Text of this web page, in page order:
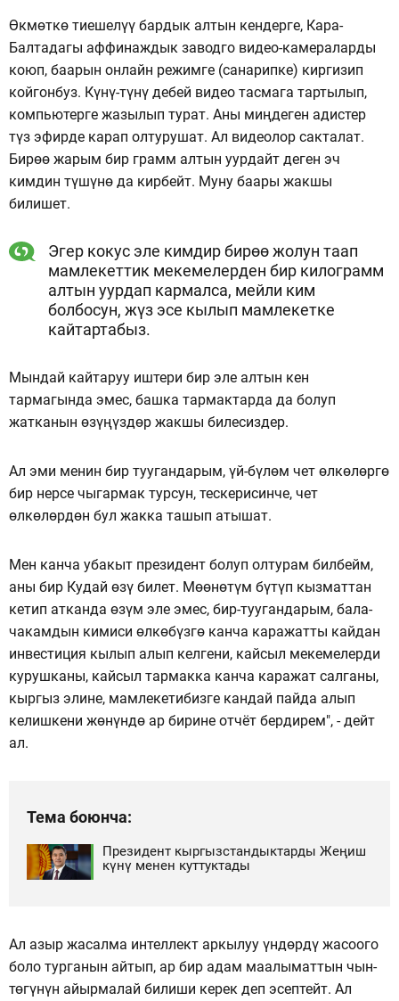
Өкмөткө тиешелүү бардык алтын кендерге, Кара-
Балтадагы аффинаждык заводго видео-камераларды
коюп, баарын онлайн режимге (санарипке) киргизип
койгонбуз. Күнү-түнү дебей видео тасмага тартылып,
компьютерге жазылып турат. Аны миңдеген адистер
түз эфирде карап олтурушат. Ал видеолор сакталат.
Бирөө жарым бир грамм алтын уурдайт деген эч
кимдин түшүнө да кирбейт. Муну баары жакшы
билишет.
Эгер кокус эле кимдир бирөө жолун таап
мамлекеттик мекемелерден бир килограмм
алтын уурдап кармалса, мейли ким
болбосун, жүз эсе кылып мамлекетке
кайтартабыз.
Мындай кайтаруу иштери бир эле алтын кен
тармагында эмес, башка тармактарда да болуп
жатканын өзүңүздөр жакшы билесиздер.
Ал эми менин бир туугандарым, үй-бүлөм чет өлкөлөргө
бир нерсе чыгармак турсун, тескерисинче, чет
өлкөлөрдөн бул жакка ташып атышат.
Мен канча убакыт президент болуп олтурам билбейм,
аны бир Кудай өзү билет. Мөөнөтүм бүтүп кызматтан
кетип атканда өзүм эле эмес, бир-туугандарым, бала-
чакамдын кимиси өлкөбүзгө канча каражатты кайдан
инвестиция кылып алып келгени, кайсыл мекемелерди
курушканы, кайсыл тармакка канча каражат салганы,
кыргыз элине, мамлекетибизге кандай пайда алып
келишкени жөнүндө ар бирине отчёт бердирем", - дейт
ал.
Тема боюнча:
Президент кыргызстандыктарды Жеңиш
күнү менен куттуктады
Ал азыр жасалма интеллект аркылуу үндөрдү жасоого
боло турганын айтып, ар бир адам маалыматтын чын-
төгүнүн айырмалай билиши керек деп эсептейт. Ал